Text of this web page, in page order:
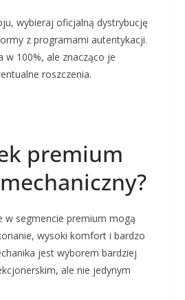
wybieraj oficjalną dystrybucję
z programami autentykacji.
w 100%, ale znacząco je
roszczenia.
premium
w segmencie premium mogą
wysoki komfort i bardzo
jest wyborem bardziej
ale nie jedynym